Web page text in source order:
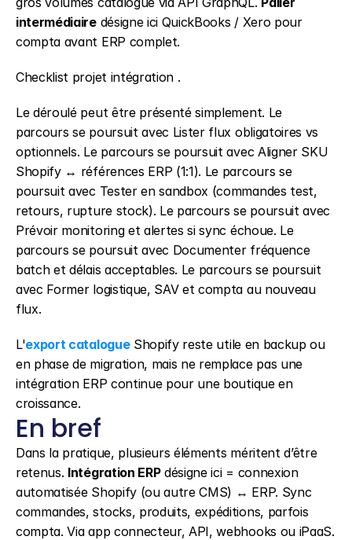
intermédiaire désigne ici QuickBooks / Xero pour
compta avant ERP complet.
Checklist projet intégration .
Le déroulé peut être présenté simplement. Le
parcours se poursuit avec Lister flux obligatoires vs
optionnels. Le parcours se poursuit avec Aligner SKU
Shopify ↔ références ERP (1:1). Le parcours se
poursuit avec Tester en sandbox (commandes test,
retours, rupture stock). Le parcours se poursuit avec
Prévoir monitoring et alertes si sync échoue. Le
parcours se poursuit avec Documenter fréquence
batch et délais acceptables. Le parcours se poursuit
avec Former logistique, SAV et compta au nouveau
flux.
L'export catalogue Shopify reste utile en backup ou
en phase de migration, mais ne remplace pas une
intégration ERP continue pour une boutique en
croissance.
En bref
Dans la pratique, plusieurs éléments méritent d’être
retenus. Intégration ERP désigne ici = connexion
automatisée Shopify (ou autre CMS) ↔ ERP. Sync
commandes, stocks, produits, expéditions, parfois
compta. Via app connecteur, API, webhooks ou iPaaS.